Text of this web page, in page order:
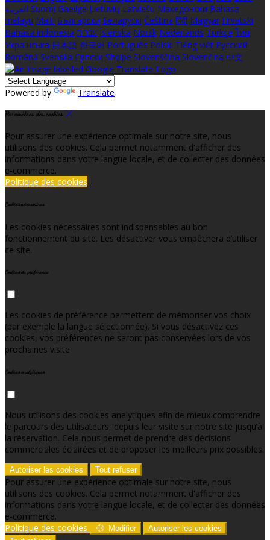
العربية Suomi Gaeilge Lietuvių Latviešu Македонски Bahasa
melayu Malti Български Беларускі Čeština हिंदी Magyar Hrvatski
Bahasa indonesia עברית Íslenska Norsk Nederlands Türkçe ไทย
Українська 日本語 한국어 Português Polski Tiếng việt Русский
Română Svenska Српски Shqipe Slovenščina Slovenčina 中文
Powered by Translate
Paramètres des cookies
Pour assurer une expérience optimale sur notre site, nous
utilisons des cookies. Cela permet notamment d'afficher des
informations dans votre langue locale, et de collecter des données
e-commerce.
Politique des cookies
Cookies nécessaires
Les cookies nécessaires sont indispensables au bon
fonctionnement du site. Les désactiver vous empêchera d’utiliser
ce site.
Cookies de préférence
Les cookies de préférence permettent de mémoriser vos choix
(par exemple la langue sélectionnée). Si vous désactivez ces
cookies, vos préférences ne seront pas conservées lors de vos
prochaines visite
Cookies analytiques
Nous utilisons des cookies analytiques afin de mieux comprendre
le parcours des utilisateurs, depuis leur visite sur notre site jusqu’à
la réservation. Cela nous permet de prendre des décisions
commerciales éclairées et de proposer les meilleurs prix possibles.
Autoriser les cookies Tout refuser
Pour assurer une expérience optimale sur notre site, nous
utilisons des cookies. Cela permet notamment d'afficher des
informations dans votre langue locale, et de collecter des données
e-commerce.
Politique des cookies
Modifier
Autoriser les cookies